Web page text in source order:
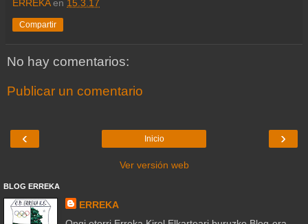
ERREKA en 15.3.17
Compartir
No hay comentarios:
Publicar un comentario
‹ ›
Inicio
Ver versión web
BLOG ERREKA
ERREKA